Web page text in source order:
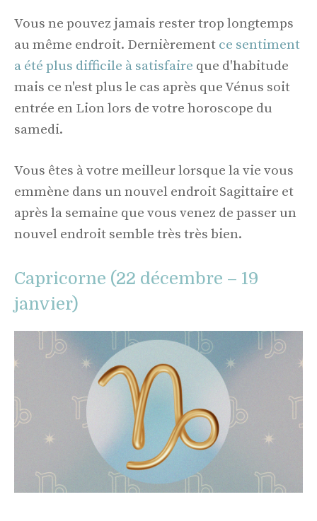
Vous ne pouvez jamais rester trop longtemps
au même endroit. Dernièrement ce sentiment
a été plus difficile à satisfaire que d'habitude
mais ce n'est plus le cas après que Vénus soit
entrée en Lion lors de votre horoscope du
samedi.
Vous êtes à votre meilleur lorsque la vie vous
emmène dans un nouvel endroit Sagittaire et
après la semaine que vous venez de passer un
nouvel endroit semble très très bien.
Capricorne (22 décembre – 19
janvier)